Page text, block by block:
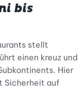
bis
stellt
einen kreuz und
Hier
Sicherheit auf